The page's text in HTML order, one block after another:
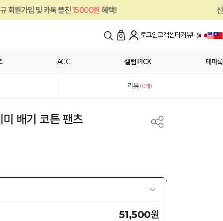
15000원혜택! 신규 회원가입 및 카톡
0 로그인고객센터커뮤니티
ACC 셀럽 PICK 테마룩
리뷰 (0개)
배기 코튼 팬츠
51,500원